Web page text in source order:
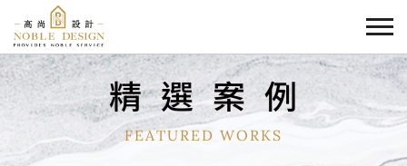
精 選 案 例
FEATURED WORKS